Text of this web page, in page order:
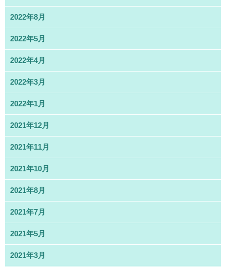
2022年8月
2022年5月
2022年4月
2022年3月
2022年1月
2021年12月
2021年11月
2021年10月
2021年8月
2021年7月
2021年5月
2021年3月